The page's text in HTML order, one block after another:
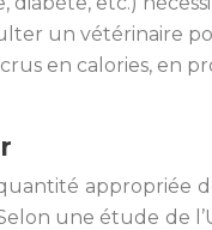
un vétérinaire
en calories,
appropriée
une étude de